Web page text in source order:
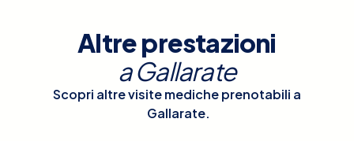
Altre prestazioni
aGallarate
Scopri altre visite mediche prenotabili a
Gallarate.